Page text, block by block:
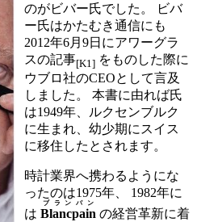
のがビバー氏でした。 ビバ
ー氏はかたむき通信にも
2012年6月9日にアワーグラ
スの記事[K1] をものした際に
ウブロ社のCEOとして言及
しました。 本書に由れば氏
は1949年、ルクセンブルク
に生まれ、幼少期にスイス
に移住したとされます。
時計業界へ携わるようにな
ったのは1975年、 1982年に
は Blancpain
ブランパン
の経営革新に着